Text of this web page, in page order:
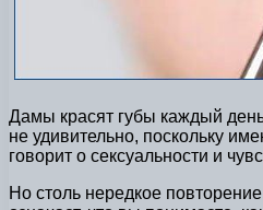
Дамы красят губы каждый
не удивительно, поскольку
говорит о сексуальности и
Но столь нередкое